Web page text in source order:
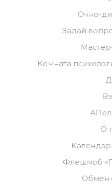
Очно-
Задай
Комната
О
Флешмоб
Обмен